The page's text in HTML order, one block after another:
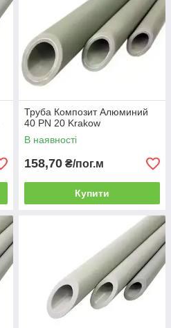
Труба Композит Алюминий
40 PN 20 Krakow
В наявності
158,70 ₴/пог.м
Купити